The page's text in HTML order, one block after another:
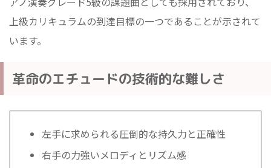
上級カリキュラムの到達目標の一つであることが示されて
います。
革命のエチュードの技術的な難しさ
左手に求められる圧倒的な持久力と正確性
右手の力強いメロディとリズム感